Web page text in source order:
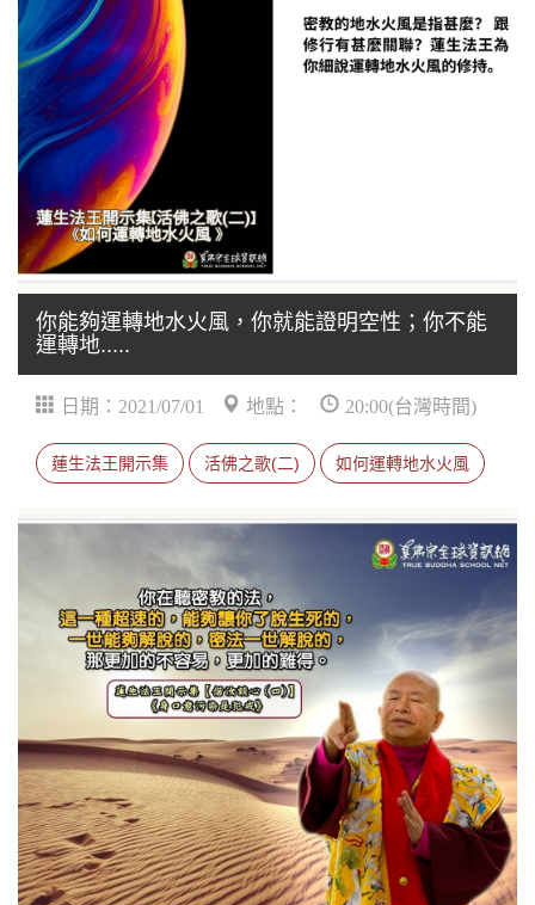
你能夠運轉地水火風，你就能證明空性；你不能
運轉地.....
日期：2021/07/01 地點： 20:00(台灣時間)
蓮生法王開示集 活佛之歌(二) 如何運轉地水火風